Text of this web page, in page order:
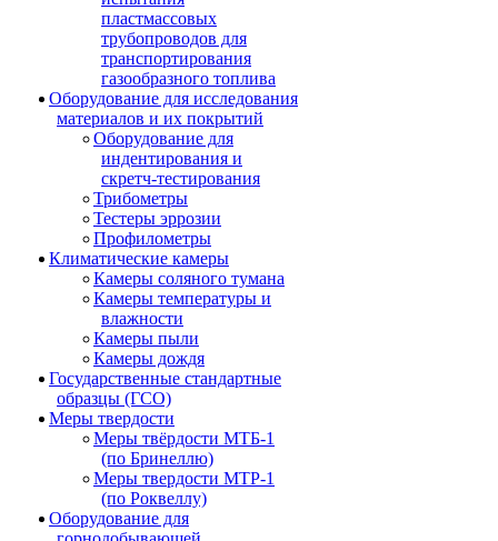
пластмассовых
трубопроводов для
транспортирования
газообразного топлива
Оборудование для исследования
материалов и их покрытий
Оборудование для
индентирования и
скретч-тестирования
Трибометры
Тестеры эррозии
Профилометры
Климатические камеры
Камеры соляного тумана
Камеры температуры и
влажности
Камеры пыли
Камеры дождя
Государственные стандартные
образцы (ГСО)
Меры твердости
Меры твёрдости МТБ-1
(по Бринеллю)
Меры твердости МТР-1
(по Роквеллу)
Оборудование для